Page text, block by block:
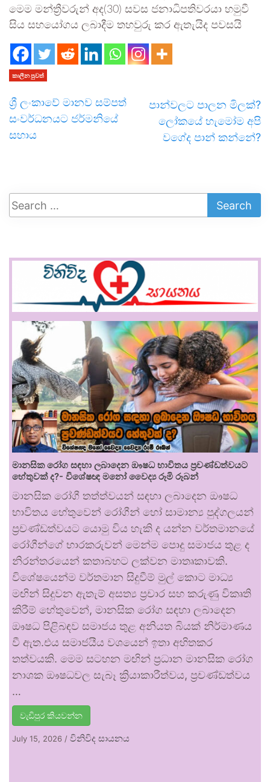
මෙම මන්ත්‍රීවරුන් අද(30) සවස ජනාධිපතිවරයා හමුවී
සිය සහයෝගය ලබාදීම තහවුරු කර ඇතැයිද පවසයි
කාලීන පුවත්
ශ්‍රී ලංකාවේ මානව සම්පත්
සංවර්ධනයට ජර්මනියේ
සහාය
පාන්වලට පාලන මිලක්?
ලෝකයේ හැමෝම අපි
වගේද පාන් කන්නේ?
මානසික රෝග සඳහා ලබාදෙන ඖෂධ භාවිතය ප්‍රචණ්ඩත්වයට
හේතුවක් ද?- විශේෂඥ මනෝ වෛද්‍ය රූමි රූබන්
මානසික රෝගී තත්ත්වයන් සඳහා ලබාදෙන ඖෂධ
භාවිතය හේතුවෙන් රෝගීන් හෝ සාමාන්‍ය පුද්ගලයන්
ප්‍රචණ්ඩත්වයට යොමු විය හැකි ද යන්න වර්තමානයේ
රෝගීන්ගේ භාරකරුවන් මෙන්ම පොදු සමාජය තුළ ද
නිරන්තරයෙන් කතාබහට ලක්වන මාතෘකාවකි.
විශේෂයෙන්ම වර්තමාන සිදුවීම් මුල් කොට මාධ්‍ය
මඟින් සිදුවන ඇතැම් අසත්‍ය ප්‍රචාර සහ කරුණු විකෘති
කිරීම් හේතුවෙන්, මානසික රෝග සඳහා ලබාදෙන
ඖෂධ පිළිබඳව සමාජය තුළ අනියත බියක් නිර්මාණය
වී ඇත.එය සමාජයීය වශයෙන් ඉතා අහිතකර
තත්වයකි. මෙම සටහන මඟින් ප්‍රධාන මානසික රෝග
නාශක ඖෂධවල සැබෑ ක්‍රියාකාරීත්වය, ප්‍රචණ්ඩත්වය
…
වැඩිපුර කියවන්න
July 15, 2026 / විනිවිද සායනය